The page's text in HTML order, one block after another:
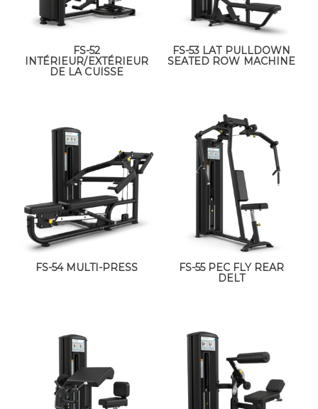
FS-52
INTÉRIEUR/EXTÉRIEUR
DE LA CUISSE
FS-53 LAT PULLDOWN
SEATED ROW MACHINE
FS-54 MULTI-PRESS
FS-55 PEC FLY REAR
DELT